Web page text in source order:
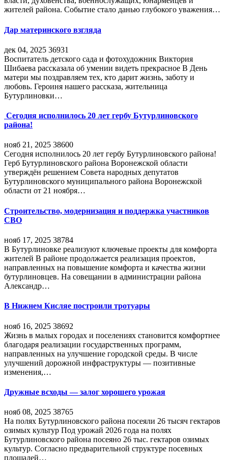
жителей района. Событие стало данью глубокого уважения…
Дар материнского взгляда
дек 04, 2025 36931
Воспитатель детского сада и фотохудожник Виктория
Шибаева рассказала об умении видеть прекрасное В День
матери мы поздравляем тех, кто дарит жизнь, заботу и
любовь. Героиня нашего рассказа, жительница
Бутурлиновки…
Сегодня исполнилось 20 лет гербу Бутурлиновского
района!
нояб 21, 2025 38600
Сегодня исполнилось 20 лет гербу Бутурлиновского района!
Герб Бутурлиновского района Воронежской области
утверждён решением Совета народных депутатов
Бутурлиновского муниципального района Воронежской
области от 21 ноября…
Строительство, модернизация и поддержка участников
СВО
нояб 17, 2025 38784
В Бутурлиновке реализуют ключевые проекты для комфорта
жителей В районе продолжается реализация проектов,
направленных на повышение комфорта и качества жизни
бутурлиновцев. На совещании в администрации района
Александр…
В Нижнем Кисляе построили тротуары
нояб 16, 2025 38692
Жизнь в малых городах и поселениях становится комфортнее
благодаря реализации государственных программ,
направленных на улучшение городской среды. В числе
улучшений дорожной инфраструктуры — позитивные
изменения,…
Дружные всходы — залог хорошего урожая
нояб 08, 2025 38765
На полях Бутурлиновского района посеяли 26 тысяч гектаров
озимых культур Под урожай 2026 года на полях
Бутурлиновского района посеяно 26 тыс. гектаров озимых
культур. Согласно предварительной структуре посевных
площадей…